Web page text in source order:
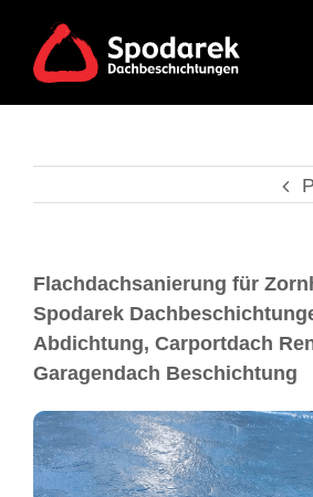
Flachdachsanierung für
Spodarek
Abdichtung, Carportdach
Garagendach Beschichtung